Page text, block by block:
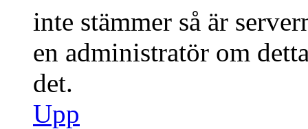
inte stämmer så är
en administratör om
det.
Upp